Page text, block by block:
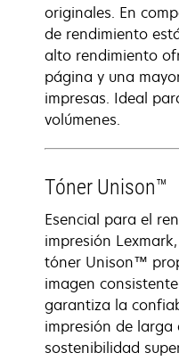
originales. En
de rendimiento
alto rendimiento
página y una
impresas. Ideal
volúmenes.
Tóner Unison™
Esencial para el
impresión
tóner Unison™
imagen
garantiza la
impresión de larga
sostenibilidad